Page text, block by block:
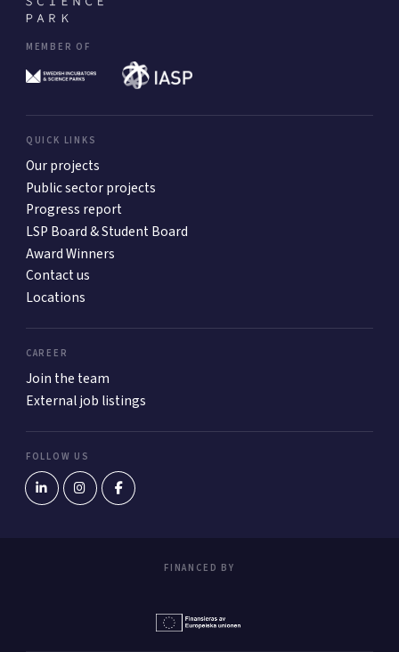
MEMBER OF
QUICK LINKS
Our projects
Public sector projects
Progress report
LSP Board & Student Board
Award Winners
Contact us
Locations
CAREER
Join the team
External job listings
FOLLOW US
FINANCED BY